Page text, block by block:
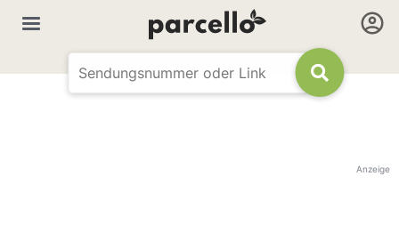
Anzeige